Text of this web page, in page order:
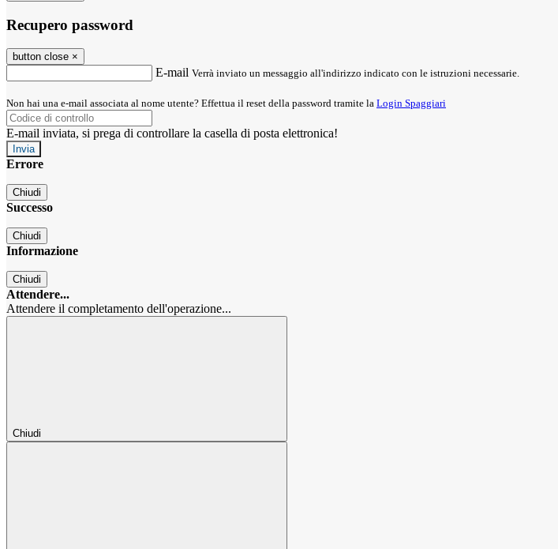
Recupero password
button close ×
E-mail Verrà inviato un messaggio all'indirizzo indicato con le istruzioni necessarie.
Non hai una e-mail associata al nome utente? Effettua il reset della password tramite la Login Spaggiari
E-mail inviata, si prega di controllare la casella di posta elettronica!
Errore
Chiudi
Successo
Chiudi
Informazione
Chiudi
Attendere...
Attendere il completamento dell'operazione...
Chiudi